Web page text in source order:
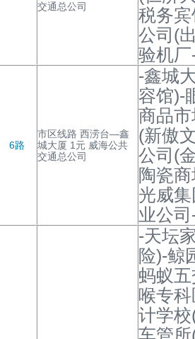
交通总公司
税务
公司(
验机
6路
市区线路 西涝台—鑫
城大厦 1元 威海公共
交通总公司
-鑫城
容馆)-
商品
(新傲
公司(
陶瓷
光威
业公
-天坛
险)-鲸
蚂蚁
喉专
计学
车管